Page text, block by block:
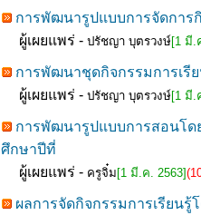
การพัฒนารูปแบบการจัดการ
ผู้เผยแพร่ - ปรัชญา บุตรวงษ์[1 มี.
การพัฒนาชุดกิจกรรมการเรี
ผู้เผยแพร่ - ปรัชญา บุตรวงษ์[1 มี.
การพัฒนารูปแบบการสอนโด
ศึกษาปีที่
ผู้เผยแพร่ - ครูจิ๋ม [1 มี.ค. 2563]
ผลการจัดกิจกรรมการเรียน